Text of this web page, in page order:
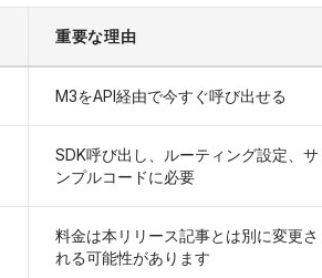
重要な理由
M3をAPI経由で今すぐ呼び出せる
SDK呼び出し、ルーティング設定、サ
ンプルコードに必要
料金は本リリース記事とは別に変更さ
れる可能性があります